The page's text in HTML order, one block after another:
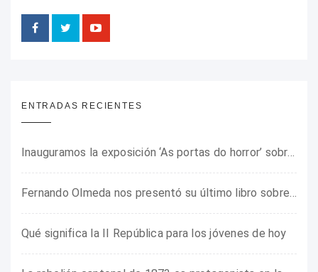
ENTRADAS RECIENTES
Qué significa la II República para los jóvenes de hoy